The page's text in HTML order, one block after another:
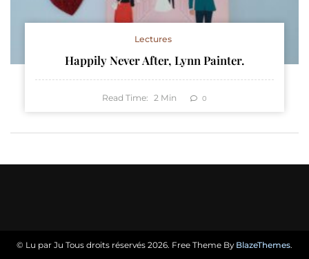
Lectures
Happily Never After, Lynn Painter.
Read Time: 2 Min 0
© Lu par Ju Tous droits réservés 2026. Free Theme By BlazeThemes.